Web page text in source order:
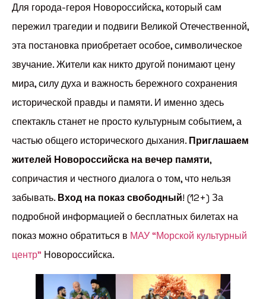
Для города-героя Новороссийска, который сам
пережил трагедии и подвиги Великой Отечественной,
эта постановка приобретает особое, символическое
звучание. Жители как никто другой понимают цену
мира, силу духа и важность бережного сохранения
исторической правды и памяти. И именно здесь
спектакль станет не просто культурным событием, а
частью общего исторического дыхания. Приглашаем
жителей Новороссийска на вечер памяти,
сопричастия и честного диалога о том, что нельзя
забывать. Вход на показ свободный! (12+) За
подробной информацией о бесплатных билетах на
показ можно обратиться в МАУ “Морской культурный
центр” Новороссийска.